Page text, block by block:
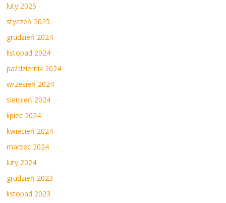
luty 2025
styczeń 2025
grudzień 2024
listopad 2024
październik 2024
wrzesień 2024
sierpień 2024
lipiec 2024
kwiecień 2024
marzec 2024
luty 2024
grudzień 2023
listopad 2023